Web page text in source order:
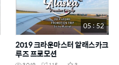
05 : 52
2019 크라운마스터 알래스카크
루즈 프로모션